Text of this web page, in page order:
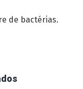
de bactérias.